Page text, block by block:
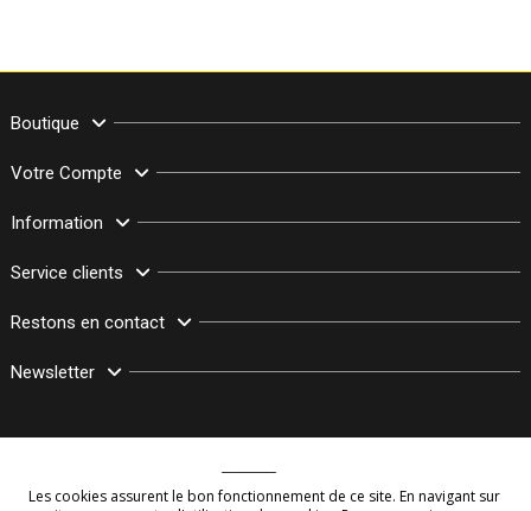
Boutique
Votre Compte
Information
Service clients
Restons en contact
Newsletter
Les cookies assurent le bon fonctionnement de ce site. En navigant sur